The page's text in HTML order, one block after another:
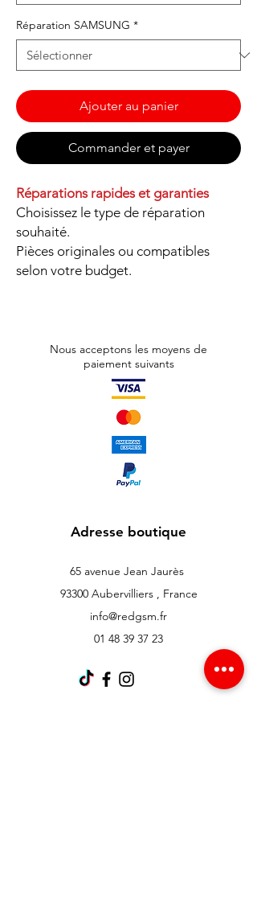
Réparation SAMSUNG *
Ajouter au panier
Commander et payer
Réparations rapides et garanties
Choisissez le type de réparation
souhaité.
Pièces originales ou compatibles
selon votre budget.
Nous acceptons les moyens de
paiement suivants
Adresse boutique
65 avenue Jean Jaurès
93300 Aubervilliers , France
info@redgsm.fr
01 48 39 37 23